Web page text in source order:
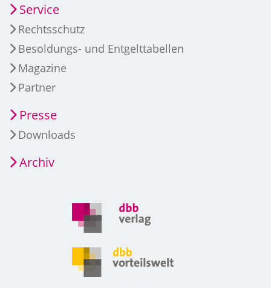
Service
Rechtsschutz
Besoldungs- und Entgelttabellen
Magazine
Partner
Presse
Downloads
Archiv